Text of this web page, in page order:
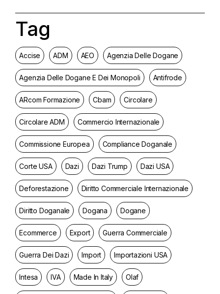
Tag
Accise ADM AEO Agenzia Delle Dogane
Agenzia Delle Dogane E Dei Monopoli Antifrode
ARcom Formazione Cbam Circolare
Circolare ADM Commercio Internazionale
Commissione Europea Compliance Doganale
Corte USA Dazi Dazi Trump Dazi USA
Deforestazione Diritto Commerciale Internazionale
Diritto Doganale Dogana Dogane
Ecommerce Export Guerra Commerciale
Guerra Dei Dazi Import Importazioni USA
Intesa IVA Made In Italy Olaf